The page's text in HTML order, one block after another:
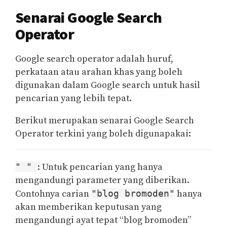
Senarai Google Search
Operator
Google search operator adalah huruf,
perkataan atau arahan khas yang boleh
digunakan dalam Google search untuk hasil
pencarian yang lebih tepat.
Berikut merupakan senarai Google Search
Operator terkini yang boleh digunapakai:
" " : Untuk pencarian yang hanya
mengandungi parameter yang diberikan.
Contohnya carian "blog bromoden" hanya
akan memberikan keputusan yang
mengandungi ayat tepat “blog bromoden”